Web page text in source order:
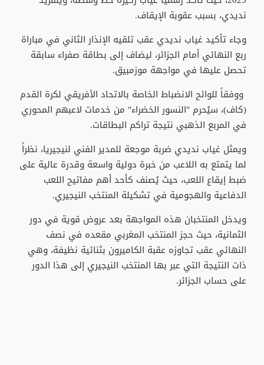
نديدي، بسبب عقوبة الإيقاف.
و​جاء تأكيد غياب نديدي عقب تلقيه الإنذار الثاني في مباراة
ربع النهائي أمام الجزائر، ليضاف إلى بطاقة صفراء سابقة
تحصل عليها في مواجهة موزمبيق.
ووفقاً للوائح الانضباط الخاصة بالاتحاد الأفريقي لكرة القدم
(كاف)، سيُحرم "النسور الخضراء" من خدمات لاعبهم المحوري
في المربع الذهبي نتيجة تراكم البطاقات.
و​يمثل غياب نديدي ضربة موجعة للمدير الفني لنيجيريا، نظراً
لما يتمتع به اللاعب من خبرة دولية واسعة وقدرة عالية على
ضبط إيقاع اللعب، حيث يُصنف كأحد أهم مفاتيح اللعب
الدفاعية والهجومية في تشكيلة المنتخب النيجيري.
و​يدخل المنتخبان هذه المواجهة بعد عروض قوية في دور
الثمانية، حيث حجز المنتخب المغربي مقعده في نصف
النهائي عقب تجاوزه عقبة الكاميرون بثنائية نظيفة، وهي
ذات النتيجة التي عبر بها المنتخب النيجيري إلى هذا الدور
على حساب الجزائر.